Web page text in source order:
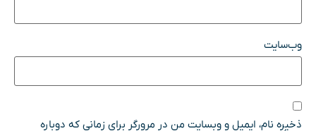
وب‌سایت
ذخیره نام، ایمیل و وبسایت من در مرورگر برای زمانی که دوباره